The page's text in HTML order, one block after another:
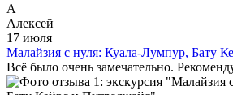
А
Алексей
17 июля
Малайзия с нуля: Куала-Лумпур, Бату
Всё было очень замечательно.